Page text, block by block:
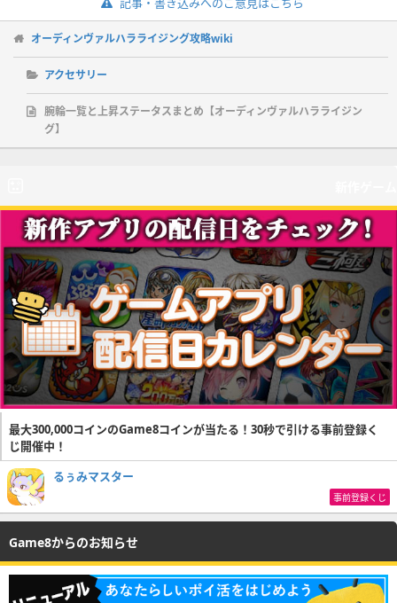
オーディンヴァルハラライジング攻略wiki
アクセサリー
腕輪一覧と上昇ステータスまとめ【オーディンヴァルハラライジン
グ】
最大300,000コインのGame8コインが当たる！30秒で引ける事前登録く
じ開催中！
るぅみマスター
事前登録くじ
Game8からのお知らせ